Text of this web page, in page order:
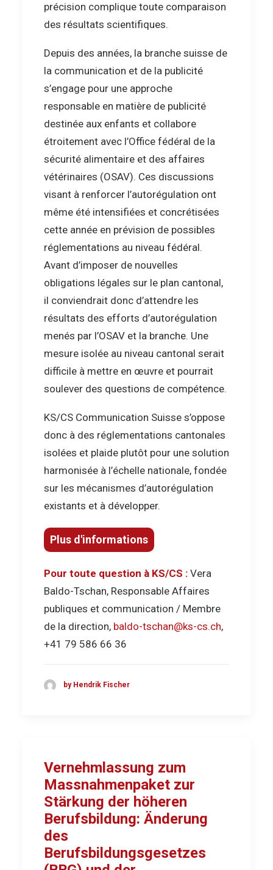
précision complique toute comparaison
des résultats scientifiques.
Depuis des années, la branche suisse de
la communication et de la publicité
s’engage pour une approche
responsable en matière de publicité
destinée aux enfants et collabore
étroitement avec l’Office fédéral de la
sécurité alimentaire et des affaires
vétérinaires (OSAV). Ces discussions
visant à renforcer l’autorégulation ont
même été intensifiées et concrétisées
cette année en prévision de possibles
réglementations au niveau fédéral.
Avant d’imposer de nouvelles
obligations légales sur le plan cantonal,
il conviendrait donc d’attendre les
résultats des efforts d’autorégulation
menés par l’OSAV et la branche. Une
mesure isolée au niveau cantonal serait
difficile à mettre en œuvre et pourrait
soulever des questions de compétence.
KS/CS Communication Suisse s’oppose
donc à des réglementations cantonales
isolées et plaide plutôt pour une solution
harmonisée à l’échelle nationale, fondée
sur les mécanismes d’autorégulation
existants et à développer.
Plus d'informations
Pour toute question à KS/CS : Vera
Baldo-Tschan, Responsable Affaires
publiques et communication / Membre
de la direction, baldo-tschan@ks-cs.ch,
+41 79 586 66 36
by Hendrik Fischer
Vernehmlassung zum
Massnahmenpaket zur
Stärkung der höheren
Berufsbildung: Änderung
des
Berufsbildungsgesetzes